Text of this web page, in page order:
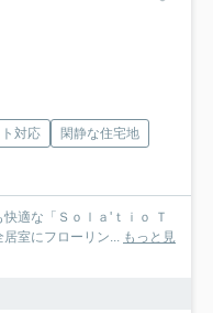
対応
閑静な住宅地
適な「Ｓｏｌａ'ｔｉｏ Ｔ
室にフローリン... もっと見